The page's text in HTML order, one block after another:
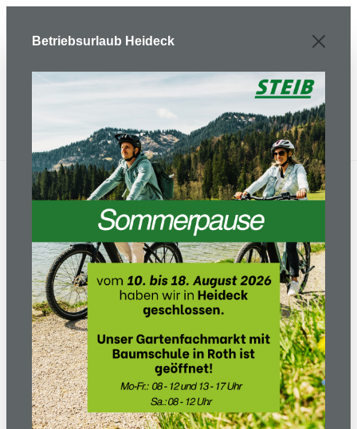
E-Bike/ Fahrrad E-Bikes Mountainbike
Tarok Pure
blue/carbon/cotton
Bildergalerie überspringen
Betriebsurlaub Heideck